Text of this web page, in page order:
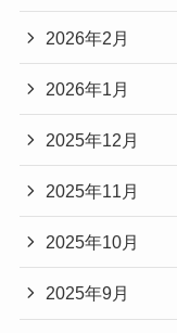
2026年2月
2026年1月
2025年12月
2025年11月
2025年10月
2025年9月